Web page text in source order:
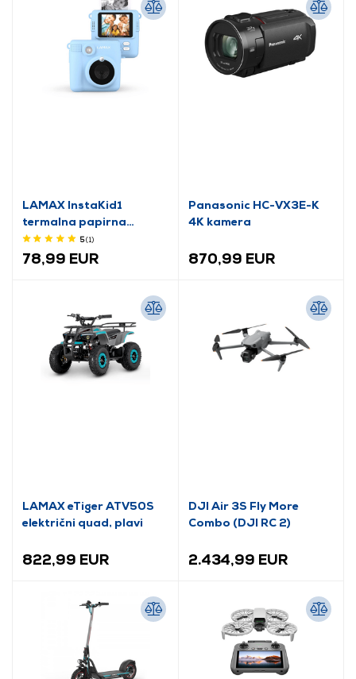
LAMAX InstaKid1
termalna papirna
kamera, plava
(LXKCMIK1NNNLA)
5(1)
78,99 EUR
Panasonic HC-VX3E-K
4K kamera
870,99 EUR
LAMAX eTiger ATV50S
električni quad, plavi
822,99 EUR
DJI Air 3S Fly More
Combo (DJI RC 2)
2.434,99 EUR